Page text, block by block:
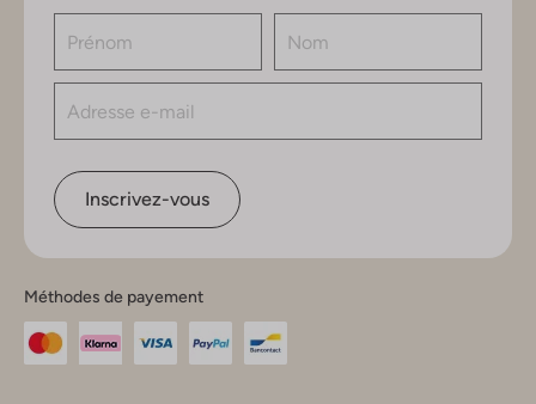
Inscrivez-vous
Méthodes de payement